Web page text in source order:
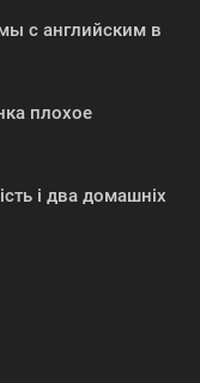
с английским в
плохое
і два домашніх